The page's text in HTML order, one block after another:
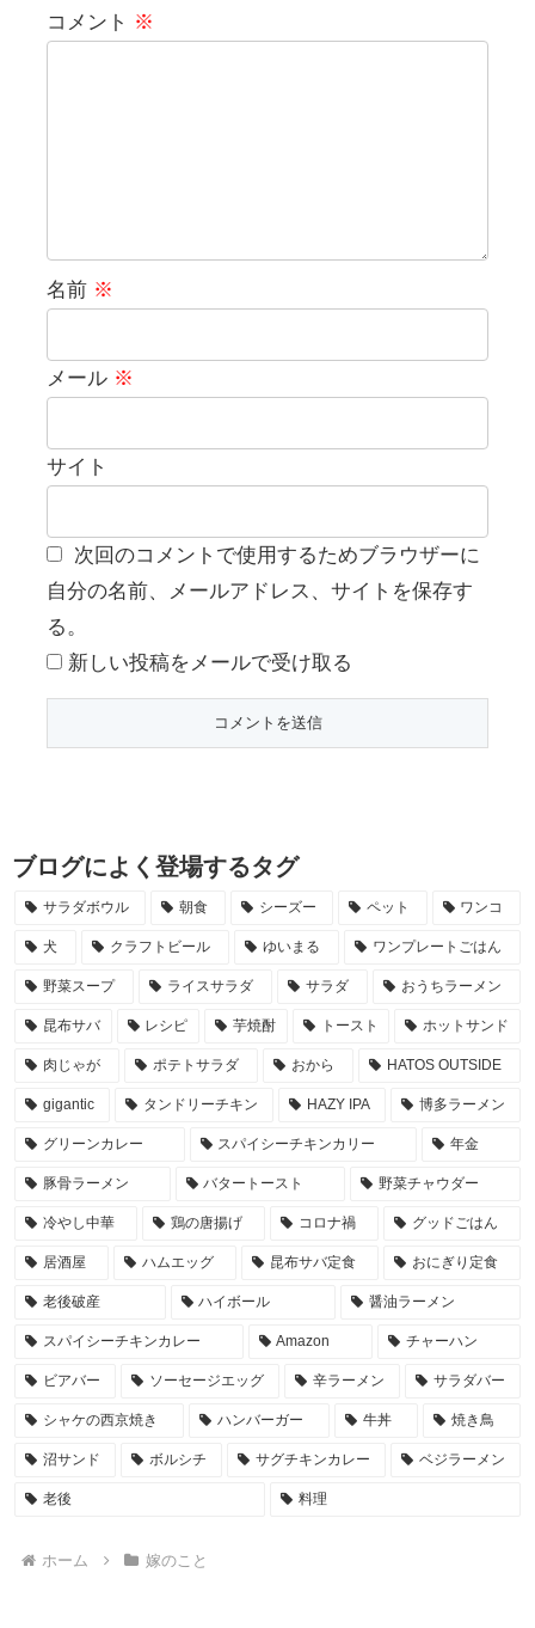
コメント ※
名前 ※
メール ※
サイト
次回のコメントで使用するためブラウザーに
自分の名前、メールアドレス、サイトを保存す
る。
新しい投稿をメールで受け取る
ブログによく登場するタグ
サラダボウル 朝食 シーズー ペット ワンコ
犬 クラフトビール ゆいまる ワンプレートごはん
野菜スープ ライスサラダ サラダ おうちラーメン
昆布サバ レシピ 芋焼酎 トースト ホットサンド
肉じゃが ポテトサラダ おから HATOS OUTSIDE
gigantic タンドリーチキン HAZY IPA 博多ラーメン
グリーンカレー スパイシーチキンカリー 年金
豚骨ラーメン バタートースト 野菜チャウダー
冷やし中華 鶏の唐揚げ コロナ禍 グッドごはん
居酒屋 ハムエッグ 昆布サバ定食 おにぎり定食
老後破産 ハイボール 醤油ラーメン
スパイシーチキンカレー Amazon チャーハン
ビアバー ソーセージエッグ 辛ラーメン サラダバー
シャケの西京焼き ハンバーガー 牛丼 焼き鳥
沼サンド ボルシチ サグチキンカレー ベジラーメン
老後 料理
ホーム 嫁のこと